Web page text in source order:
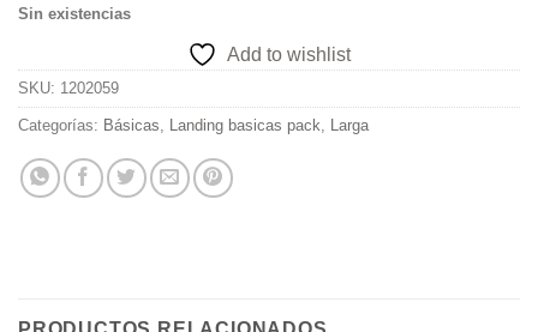
Sin existencias
Add to wishlist
SKU: 1202059
Categorías: Básicas Landing basicas pack Larga